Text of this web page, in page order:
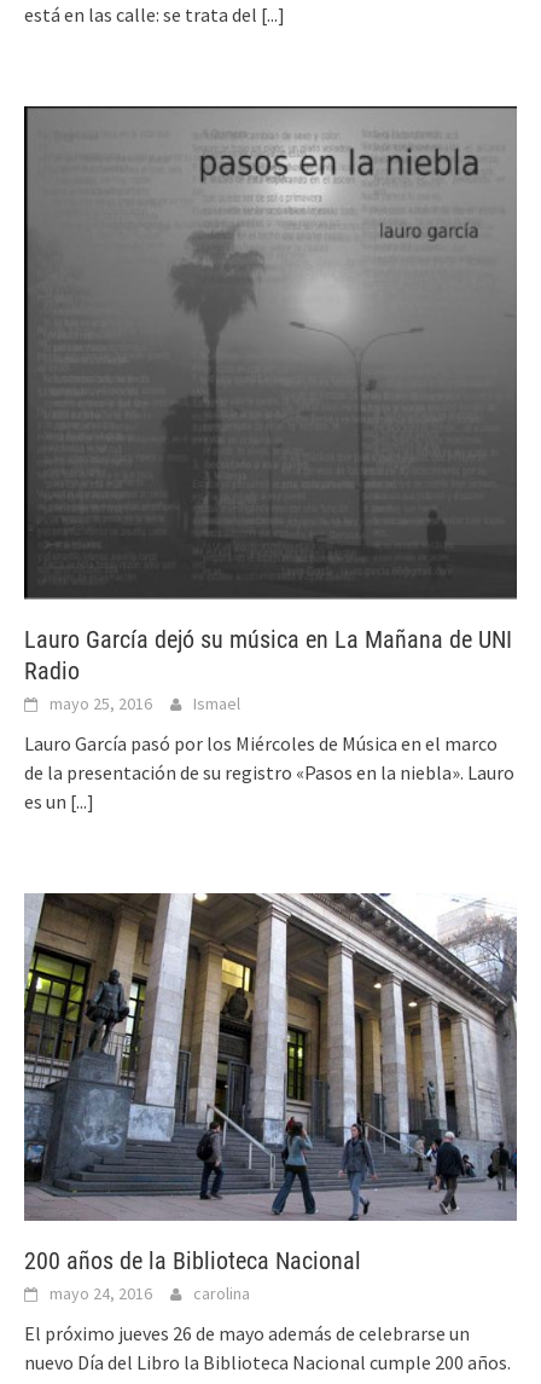
está en las calle: se trata del [...]
Lauro García dejó su música en La Mañana de UNI
Radio
mayo 25, 2016 Ismael
Lauro García pasó por los Miércoles de Música en el marco
de la presentación de su registro «Pasos en la niebla». Lauro
es un [...]
200 años de la Biblioteca Nacional
mayo 24, 2016 carolina
El próximo jueves 26 de mayo además de celebrarse un
nuevo Día del Libro la Biblioteca Nacional cumple 200 años.